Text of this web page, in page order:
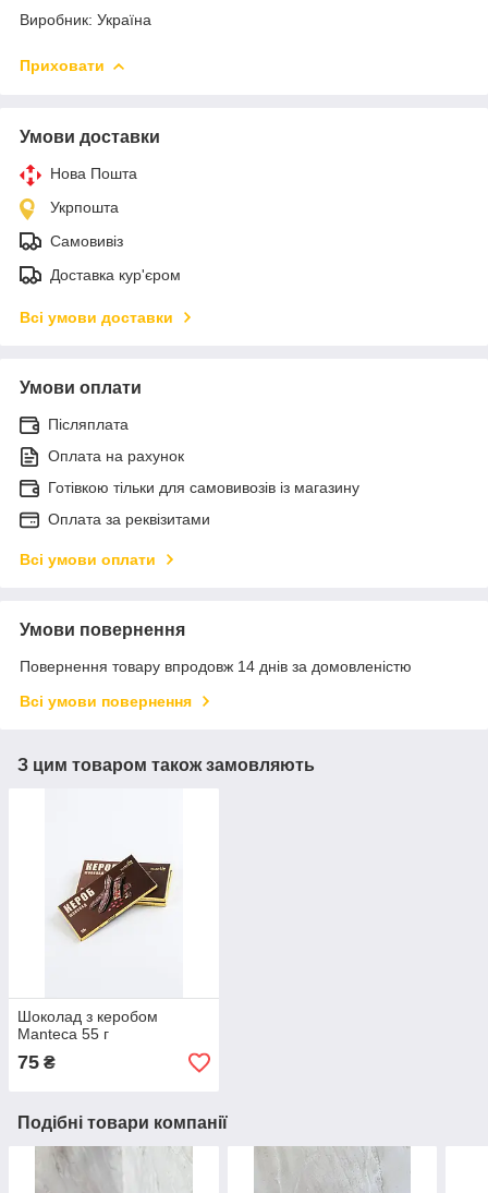
Виробник: Україна
Приховати
Умови доставки
Нова Пошта
Укрпошта
Самовивіз
Доставка кур'єром
Всі умови доставки
Умови оплати
Післяплата
Оплата на рахунок
Готівкою тільки для самовивозів із магазину
Оплата за реквізитами
Всі умови оплати
Умови повернення
Повернення товару впродовж 14 днів за домовленістю
Всі умови повернення
З цим товаром також замовляють
Шоколад з керобом
Manteca 55 г
75 ₴
Подібні товари компанії